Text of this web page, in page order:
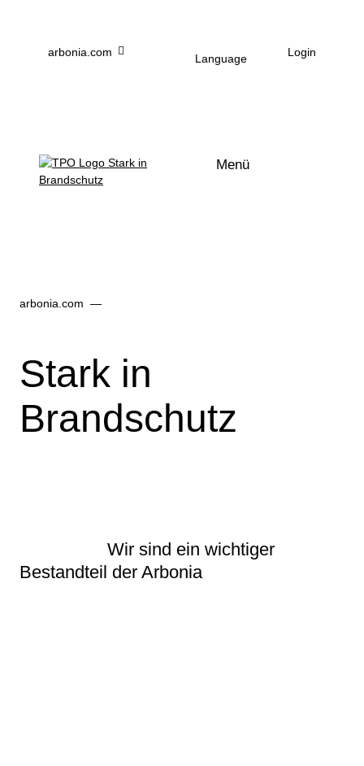
arbonia.com Language Login
Menü
arbonia.com
Stark in
Brandschutz
Wir sind ein wichtiger
Bestandteil der Arbonia